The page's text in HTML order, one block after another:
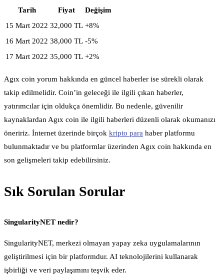
Tarih Fiyat
Değişim
15 Mart 2022 32,000 TL +8%
16 Mart 2022 38,000 TL -5%
17 Mart 2022 35,000 TL +2%
Agıx coin yorum hakkında en güncel haberler ise sürekli olarak
takip edilmelidir. Coin’in geleceği ile ilgili çıkan haberler,
yatırımcılar için oldukça önemlidir. Bu nedenle, güvenilir
kaynaklardan Agıx coin ile ilgili haberleri düzenli olarak okumanızı
öneririz. İnternet üzerinde birçok kripto para haber platformu
bulunmaktadır ve bu platformlar üzerinden Agıx coin hakkında en
son gelişmeleri takip edebilirsiniz.
Sık Sorulan Sorular
SingularityNET nedir?
SingularityNET, merkezi olmayan yapay zeka uygulamalarının
geliştirilmesi için bir platformdur. AI teknolojilerini kullanarak
işbirliği ve veri paylaşımını teşvik eder.